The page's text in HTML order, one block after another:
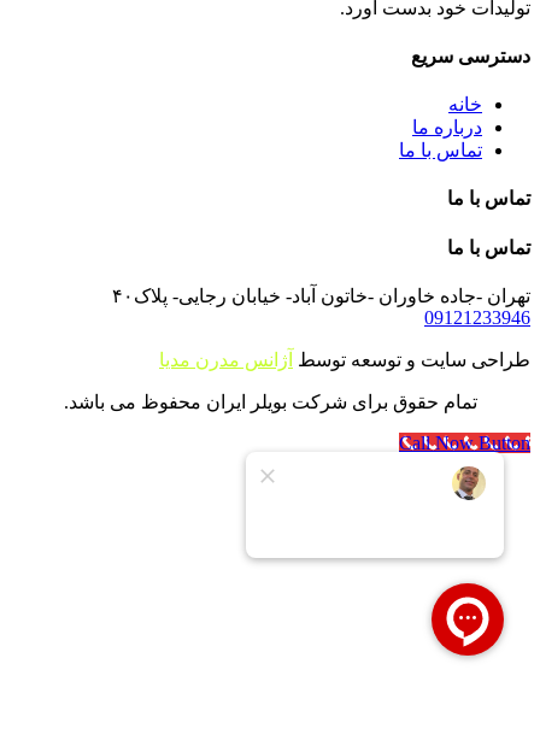
تولیدات خود بدست آورد.
دسترسی سریع
خانه
درباره ما
تماس با ما
تماس با ما
تماس با ما
تهران -جاده خاوران -خاتون آباد- خیابان رجایی- پلاک۴۰
09121233946
طراحی سایت و توسعه توسط آژانس مدرن مدیا
تمام حقوق برای شرکت بویلر ایران محفوظ می باشد.
Call Now Button